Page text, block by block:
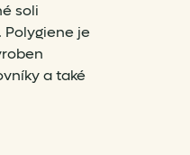
soli
je
a také